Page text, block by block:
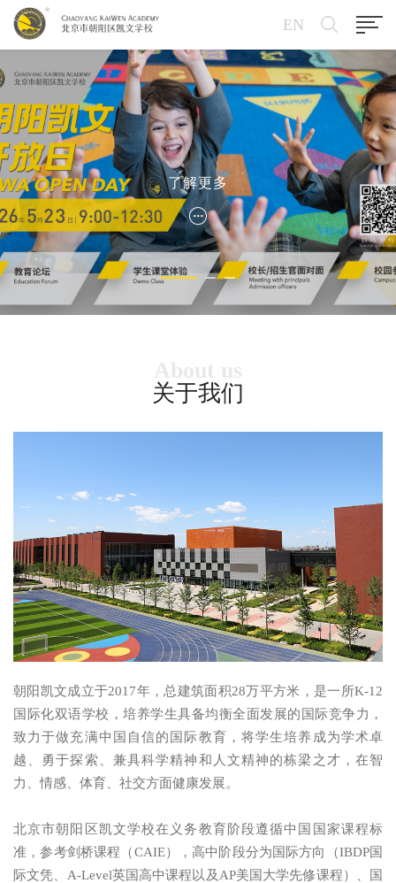
EN
了解更多
关于我们
朝阳凯文成立于2017年，总建筑面积28万平方米，是一所K-12
国际化双语学校，培养学生具备均衡全面发展的国际竞争力，
致力于做充满中国自信的国际教育，将学生培养成为学术卓
越、勇于探索、兼具科学精神和人文精神的栋梁之才，在智
力、情感、体育、社交方面健康发展。
北京市朝阳区凯文学校在义务教育阶段遵循中国国家课程标
准，参考剑桥课程（CAIE），高中阶段分为国际方向（IBDP国
际文凭、A-Level英国高中课程以及AP美国大学先修课程）、国